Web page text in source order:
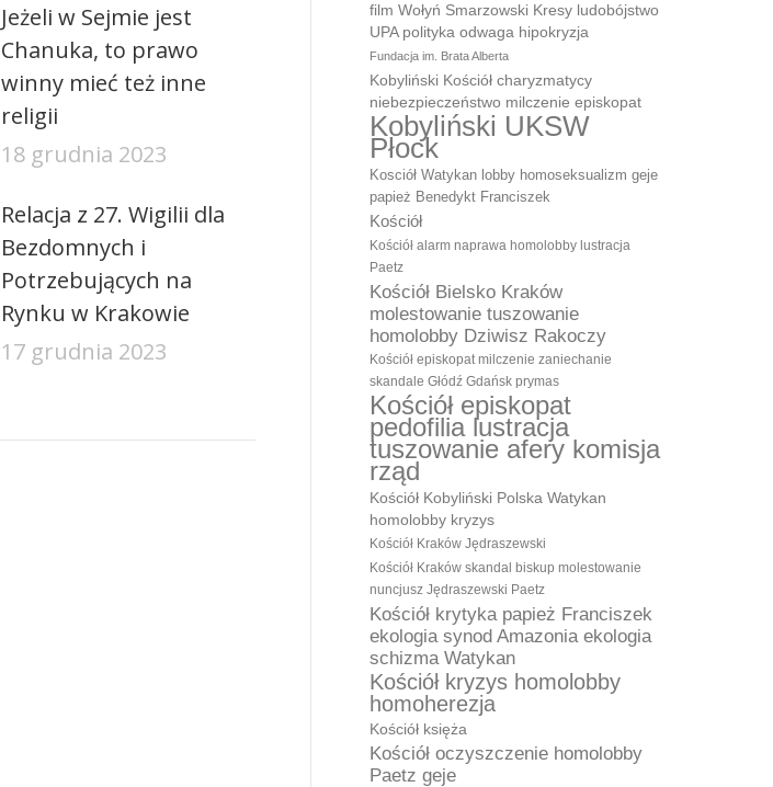
Jeżeli w Sejmie jest
Chanuka, to prawo
winny mieć też inne
religii
18 grudnia 2023
Relacja z 27. Wigilii dla
Bezdomnych i
Potrzebujących na
Rynku w Krakowie
17 grudnia 2023
film Wołyń Smarzowski Kresy ludobójstwo
UPA polityka odwaga hipokryzja
Fundacja im. Brata Alberta
Kobyliński Kościół charyzmatycy
niebezpieczeństwo milczenie episkopat
Kobyliński UKSW
Płock
Kosciół Watykan lobby homoseksualizm geje
papież Benedykt Franciszek
Kościół
Kościół alarm naprawa homolobby lustracja
Paetz
Kościół Bielsko Kraków
molestowanie tuszowanie
homolobby Dziwisz Rakoczy
Kościół episkopat milczenie zaniechanie
skandale Głódź Gdańsk prymas
Kościół episkopat
pedofilia lustracja
tuszowanie afery komisja
rząd
Kościół Kobyliński Polska Watykan
homolobby kryzys
Kościół Kraków Jędraszewski
Kościół Kraków skandal biskup molestowanie
nuncjusz Jędraszewski Paetz
Kościół krytyka papież Franciszek
ekologia synod Amazonia ekologia
schizma Watykan
Kościół kryzys homolobby
homoherezja
Kościół księża
Kościół oczyszczenie homolobby
Paetz geje